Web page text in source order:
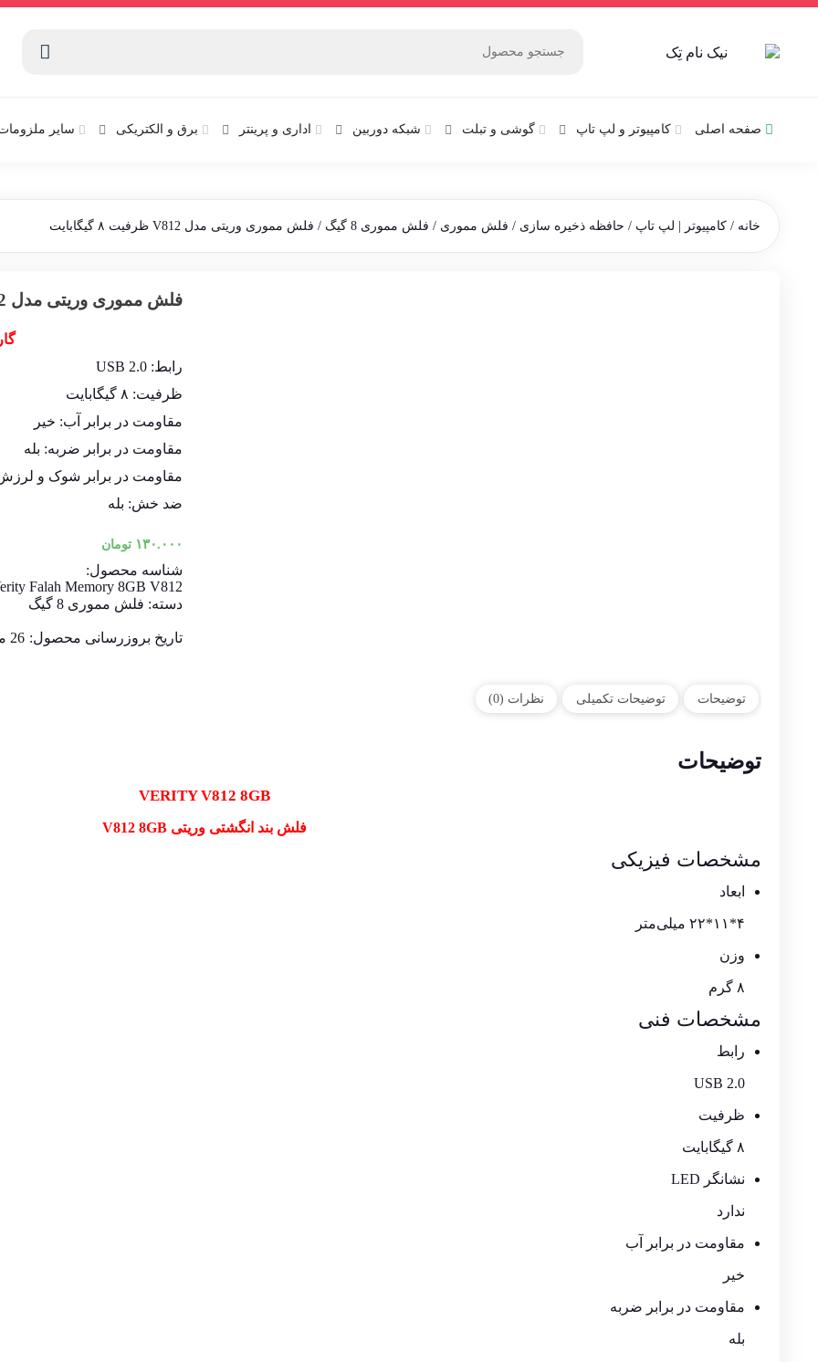
صفحه اصلی کامپیوتر و‌‌‌‌‌ لپ تاپ گوشی و تبلت شبکه دوربین اداری و پرینتر برق و الکتریکی سایر
خانه / کامپیوتر | لپ تاپ / حافظه ذخیره سازی / فلش مموری / فلش مموری 8 گیگ / فلش مموری وریتی مدل V812 ظرفیت ۸ گیگابایت
فلش مموری وریتی مدل V812 ظرفیت ۸ گیگابایت
رابط: USB 2.0
ظرفیت: ۸ گیگابایت
مقاومت در برابر آب: خیر
مقاومت در برابر ضربه: بله
مقاومت در برابر شوک و
ضد خش: بله
۱۳۰.۰۰۰ تومان
شناسه محصول:
Falah Memory 8GB V812
دسته: فلش مموری 8 گیگ
تاریخ بروزرسانی محصول: 26 مرداد 1403
توضیحات توضیحات تکمیلی نظرات (0)
توضیحات
VERITY V812 8GB
فلش بند انگشتی وریتی V812 8GB
مشخصات فیزیکی
ابعاد
۴*۱۱*۲۲ میلی‌متر
وزن
۸ گرم
مشخصات فنی
رابط
USB 2.0
ظرفیت
۸ گیگابایت
نشانگر LED
ندارد
مقاومت در برابر آب
خیر
مقاومت در برابر ضربه
بله